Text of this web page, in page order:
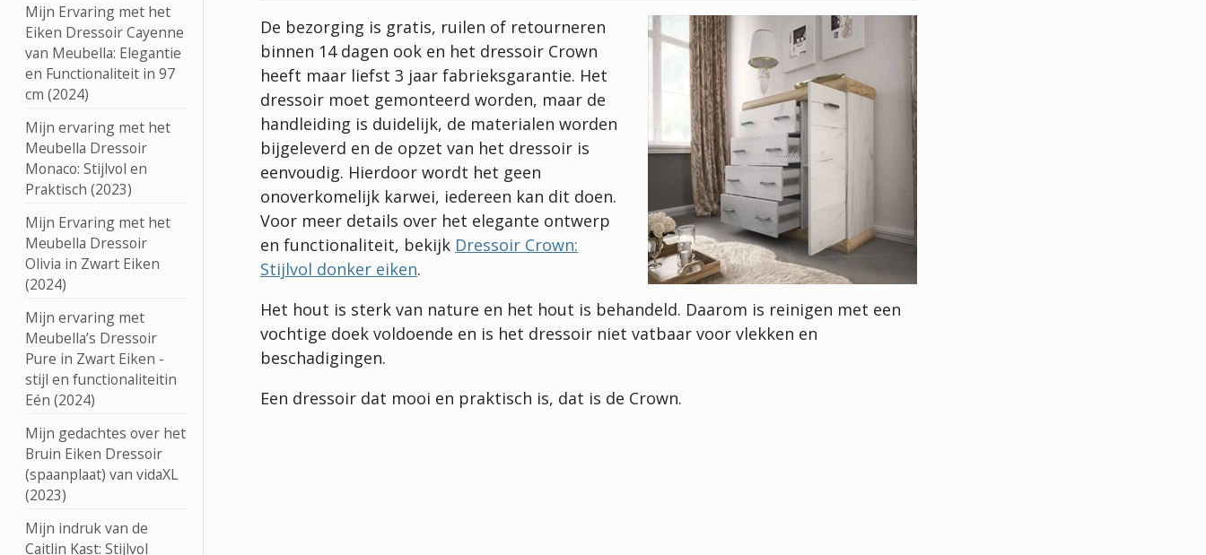
Mijn Ervaring met het
Eiken Dressoir Cayenne
van Meubella: Elegantie
en Functionaliteit in 97
cm (2024)
Mijn ervaring met het
Meubella Dressoir
Monaco: Stijlvol en
Praktisch (2023)
Mijn Ervaring met het
Meubella Dressoir
Olivia in Zwart Eiken
(2024)
Mijn ervaring met
Meubella’s Dressoir
Pure in Zwart Eiken -
stijl en functionaliteitin
Eén (2024)
Mijn gedachtes over het
Bruin Eiken Dressoir
(spaanplaat) van vidaXL
(2023)
Mijn indruk van de
Caitlin Kast: Stijlvol
De bezorging is gratis, ruilen of retourneren
binnen 14 dagen ook en het dressoir Crown
heeft maar liefst 3 jaar fabrieksgarantie. Het
dressoir moet gemonteerd worden, maar de
handleiding is duidelijk, de materialen worden
bijgeleverd en de opzet van het dressoir is
eenvoudig. Hierdoor wordt het geen
onoverkomelijk karwei, iedereen kan dit doen.
Voor meer details over het elegante ontwerp
en functionaliteit, bekijk Dressoir Crown:
Stijlvol donker eiken.
Het hout is sterk van nature en het hout is behandeld. Daarom is reinigen met een
vochtige doek voldoende en is het dressoir niet vatbaar voor vlekken en
beschadigingen.
Een dressoir dat mooi en praktisch is, dat is de Crown.